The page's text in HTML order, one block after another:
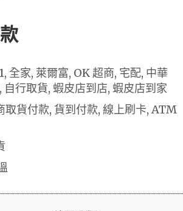
全家, 萊爾富, OK 超商, 宅配, 中華
自行取貨, 蝦皮店到店, 蝦皮店到家
取貨付款, 貨到付款, 線上刷卡, ATM